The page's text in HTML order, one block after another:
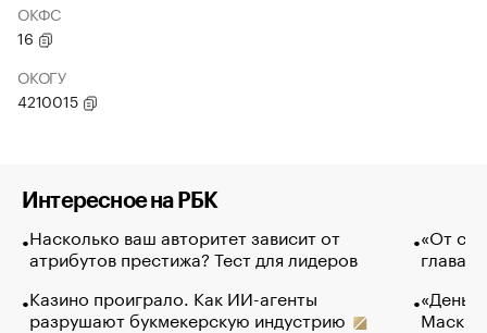
ОКФС
16
ОКОГУ
4210015
Интересное на РБК
Насколько ваш авторитет зависит от
атрибутов престижа? Тест для лидеров
Казино проиграло. Как ИИ-агенты
разрушают букмекерскую индустрию
«От
глава
Маск в